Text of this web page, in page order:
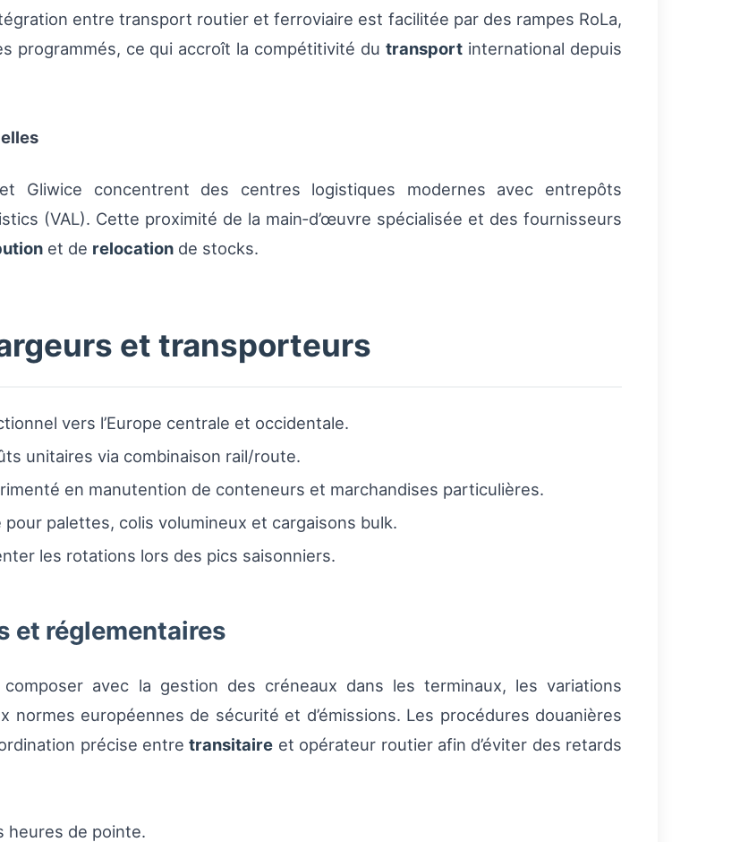
entre transport routier et ferroviaire est facilitée par des rampes RoLa,
programmés, ce qui accroît la compétitivité dutransport international depuis
Gliwice concentrent des centres logistiques modernes avec entrepôts
(VAL). Cette proximité de la main‑d’œuvre spécialisée et des fournisseurs
et de relocation de stocks.
et transporteurs
vers l’Europe centrale et occidentale.
unitaires via combinaison rail/route.
en manutention de conteneurs et marchandises particulières.
palettes, colis volumineux et cargaisons bulk.
les rotations lors des pics saisonniers.
et réglementaires
avec la gestion des créneaux dans les terminaux, les variations
européennes de sécurité et d’émissions. Les procédures douanières
précise entretransitaire et opérateur routier afin d’éviter des retards
heures de pointe.